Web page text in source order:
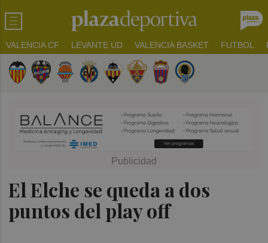
VALENCIA CF LEVANTE UD VALENCIA BASKET FUTBOL
El Elche se queda a dos
puntos del play off